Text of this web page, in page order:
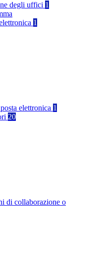
degli uffici 1
1
elettronica 1
20
di collaborazione o